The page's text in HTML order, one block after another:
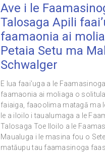
Ave i le
Talosaga Apili
faamaonia ai
Petaia Setu ma
Schwalger
E lua faai’uga a le
faamaonia ai moliaga o
faiaiga, faaoolima matagā ma
le a iloilo i taualumaga a le
Talosaga Toe Iloilo a le
Maualuga i le masina fou o
matāupu tau faamasinoga